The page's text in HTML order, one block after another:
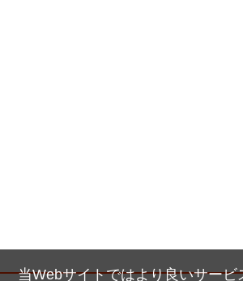
当Webサイトではより良いサー